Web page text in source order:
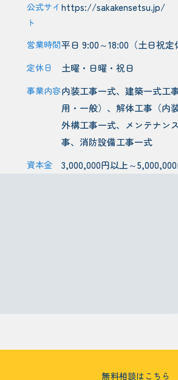
公式サイ
ト
https://sakakensetsu.jp/
営業時間平日 9:00～18:00（土日祝定
定休日 土曜・日曜・祝日
事業内容内装工事一式、建築一式工
用・一般）、解体工事（内
外構工事一式、メンテナン
事、消防設備工事一式
資本金 3,000,000円以上～
無料相談はこちら